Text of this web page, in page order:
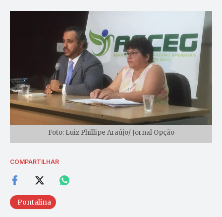
Foto: Luiz Phillipe Araújo/ Jornal Opção
COMPARTILHAR
Pontalina